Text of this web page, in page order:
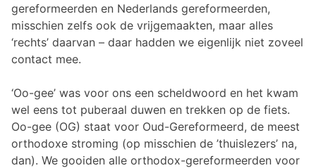
gereformeerden en Nederlands gereformeerden,
misschien zelfs ook de vrijgemaakten, maar alles
‘rechts’ daarvan – daar hadden we eigenlijk niet zoveel
contact mee.
‘Oo-gee’ was voor ons een scheldwoord en het kwam
wel eens tot puberaal duwen en trekken op de fiets.
Oo-gee (OG) staat voor Oud-Gereformeerd, de meest
orthodoxe stroming (op misschien de ’thuislezers’ na,
dan). We gooiden alle orthodox-gereformeerden voor